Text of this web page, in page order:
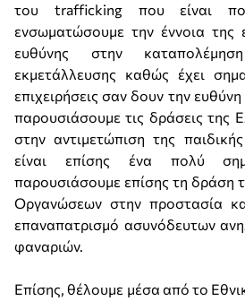
του trafficking που είναι
ενσωματώσουμε την έννοια της
ευθύνης στην
εκμετάλλευσης καθώς έχει
επιχειρήσεις σαν δουν την
παρουσιάσουμε τις δράσεις της
στην αντιμετώπιση της
είναι επίσης ένα πολύ
παρουσιάσουμε επίσης τη δράση
Οργανώσεων στην προστασία
επαναπατρισμό ασυνόδευτων
φαναριών.
Επίσης, θέλουμε μέσα από το